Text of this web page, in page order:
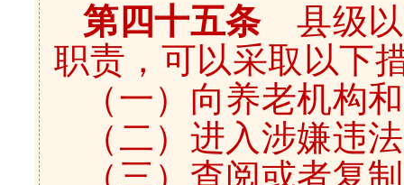
第四十五条县级以
职责，可以采取以下
（一）向养老机构
（二）进入涉嫌违
（三）查阅或者复